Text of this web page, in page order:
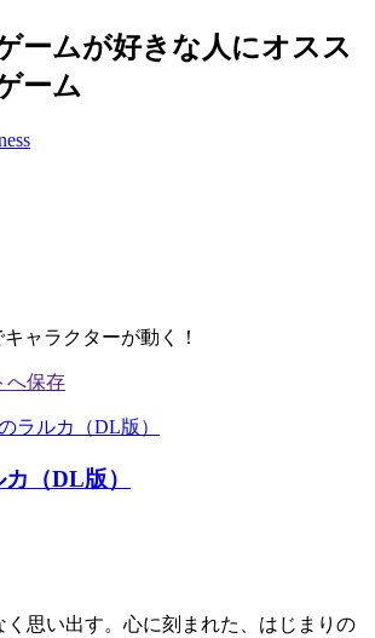
ームが好きな人にオスス
ーム
ャラクターが動く！
（DL版）
思い出す。心に刻まれた、はじまりの